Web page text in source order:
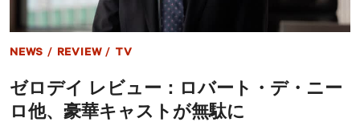
築
の
生
『ブ
ル
NEWS / REVIEW/ TV
ゼロデイ レビュー：ロバート・デ・ニー
ロ他、豪華キャストが無駄に